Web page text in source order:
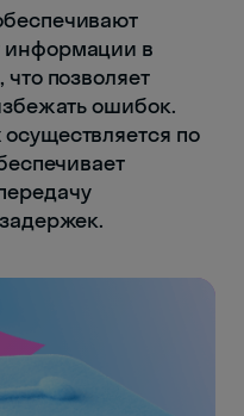
информации в
позволяет
ошибок.
по